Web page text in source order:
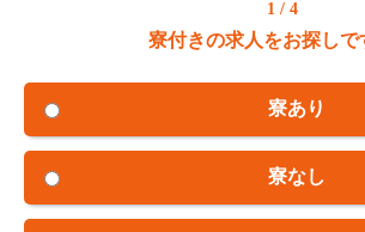
1 / 4
寮付きの求人をお探しで
寮あり
寮なし